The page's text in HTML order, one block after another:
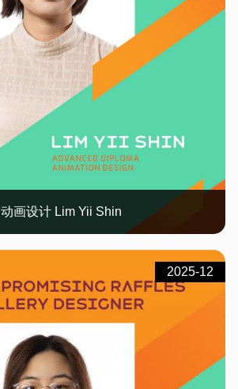
动画设计 Lim Yii Shin
2025-12